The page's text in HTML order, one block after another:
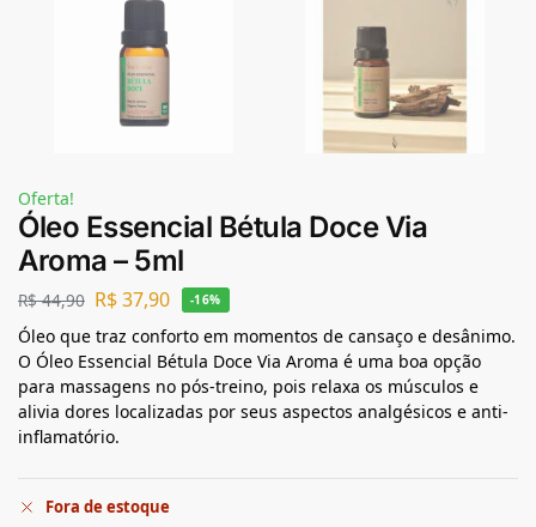
Oferta!
Óleo Essencial Bétula Doce Via
Aroma – 5ml
R$44,90 R$37,90 -16%
Óleo que traz conforto em momentos de cansaço e desânimo.
O Óleo Essencial Bétula Doce Via Aroma é uma boa opção
para massagens no pós-treino, pois relaxa os músculos e
alivia dores localizadas por seus aspectos analgésicos e anti-
inflamatório.
Fora de estoque